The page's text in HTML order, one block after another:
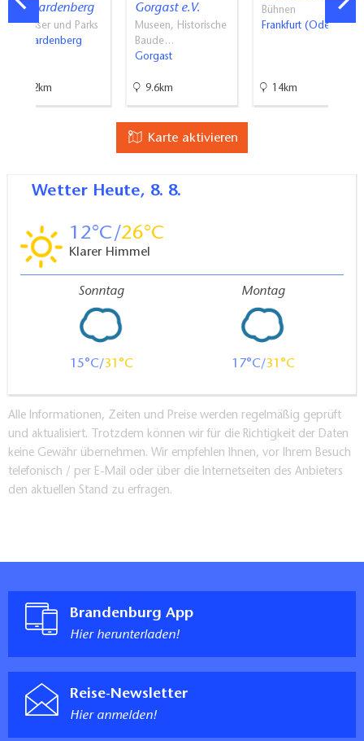
Neuhardenberg
Schlösser und Parks
Neuhardenberg
35.2km
Gorgast e.V.
Museen, Historische
Baude…
Gorgast
9.6km
Bühnen
Frankfurt (Oder)
14km
Karte aktivieren
Wetter Heute, 8. 8.
12 26
Klarer Himmel
Sonntag
15 31
Montag
17 31
Alle Informationen, Zeiten und Preise werden regelmäßig geprüft
und aktualisiert. Trotzdem können wir für die Richtigkeit der Daten
keine Gewähr übernehmen. Wir empfehlen Ihnen, vor Ihrem Besuch
telefonisch / per E-Mail oder über die Internetseiten des Anbieters
den aktuellen Stand zu erfragen.
Brandenburg App
Hier herunterladen!
Reise-Newsletter
Hier anmelden!